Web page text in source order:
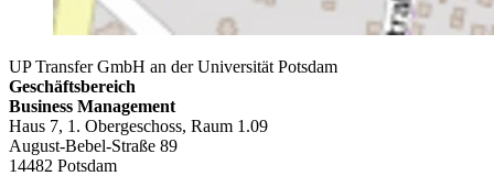
UP Transfer GmbH an der Universität Potsdam
Geschäftsbereich
Business Management
Haus 7, 1. Obergeschoss, Raum 1.09
August-Bebel-Straße 89
14482 Potsdam